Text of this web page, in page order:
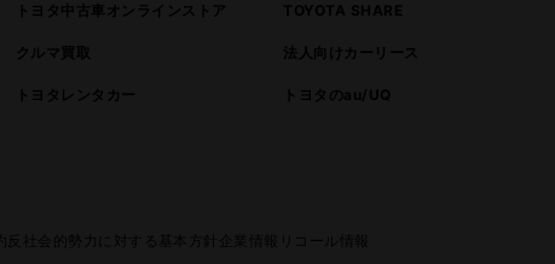
トヨタ中古車オンラインストア
クルマ買取
トヨタレンタカー
TOYOTA SHARE
法人向けカーリース
トヨタのau/UQ
反社会的勢力に対する基本方針 リコール情報